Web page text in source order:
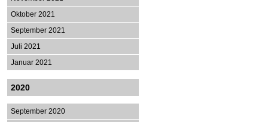
Oktober 2021
September 2021
Juli 2021
Januar 2021
2020
September 2020